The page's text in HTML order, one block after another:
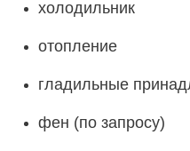
холодильник
отопление
гладильные
фен (по запросу)